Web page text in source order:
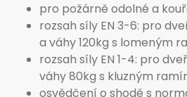
pro požárně odolné a
rozsah síly EN 3-6: pro
a váhy 120kg s lomeným
rozsah síly EN 1-4: pro
váhy 80kg s kluzným
osvědčení o shodě s